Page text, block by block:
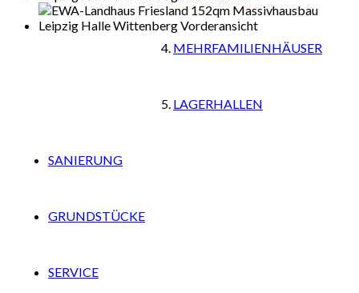
MEHRFAMILIENHÄUSER
LAGERHALLEN
SANIERUNG
GRUNDSTÜCKE
SERVICE